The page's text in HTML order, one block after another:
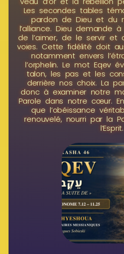
Les secondes tables
pardon de Dieu et du
l’alliance. Dieu demande
de l’aimer, de le servir et
voies. Cette fidélité doit
notamment envers
l’orphelin. Le mot Eqev
talon, les pas et les
derrière nos choix. La
donc à examiner notre
Parole dans notre cœur.
que l’obéissance
renouvelé, nourri par la
l’Esprit.